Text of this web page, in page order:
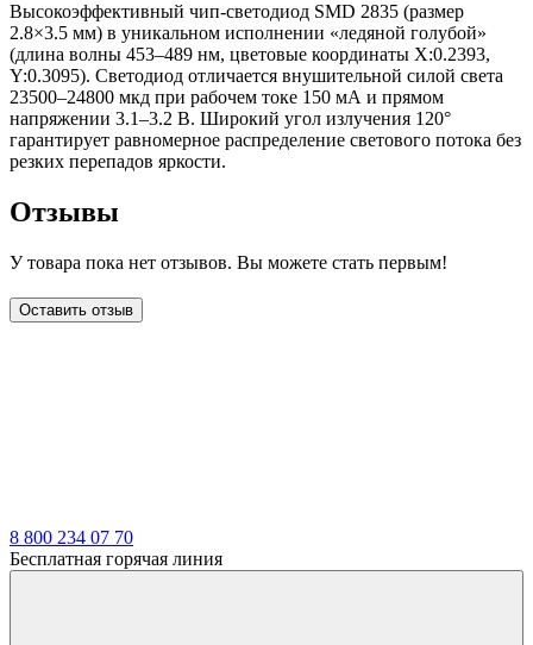
Высокоэффективный чип-светодиод SMD 2835 (размер
2.8×3.5 мм) в уникальном исполнении «ледяной голубой»
(длина волны 453–489 нм, цветовые координаты X:0.2393,
Y:0.3095). Светодиод отличается внушительной силой света
23500–24800 мкд при рабочем токе 150 мА и прямом
напряжении 3.1–3.2 В. Широкий угол излучения 120°
гарантирует равномерное распределение светового потока без
резких перепадов яркости.
Отзывы
У товара пока нет отзывов. Вы можете стать первым!
Оставить отзыв
8 800 234 07 70
Бесплатная горячая линия